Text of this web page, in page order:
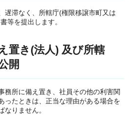
遅滞なく、所轄庁(権限移譲市町又は
等を提出します。
置き(法人) 及び所轄
開
務所に備え置き、社員その他の利害関
ったときは、正当な理由がある場合を
なりません。